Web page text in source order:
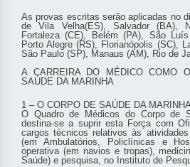
As provas escritas serão aplicadas no
de Vila Velha(ES), Salvador (BA),
Fortaleza (CE), Belém (PA), São
Porto Alegre (RS), Florianópolis (SC),
São Paulo (SP), Manaus (AM), Rio de
A CARREIRA DO MÉDICO COMO
SAÚDE DA MARINHA
1 – O CORPO DE SAÚDE DA
O Quadro de Médicos do Corpo de
destina-se a suprir esta Força com
cargos técnicos relativos às
(em Ambulatórios, Policlínicas e
operativa (em navios e tropas),
Saúde) e pesquisa, no Instituto de